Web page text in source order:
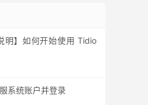
明】如何开始使用 Tidio
系统账户并登录